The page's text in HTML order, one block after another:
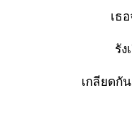
เธ
รัง
เกลียดกั